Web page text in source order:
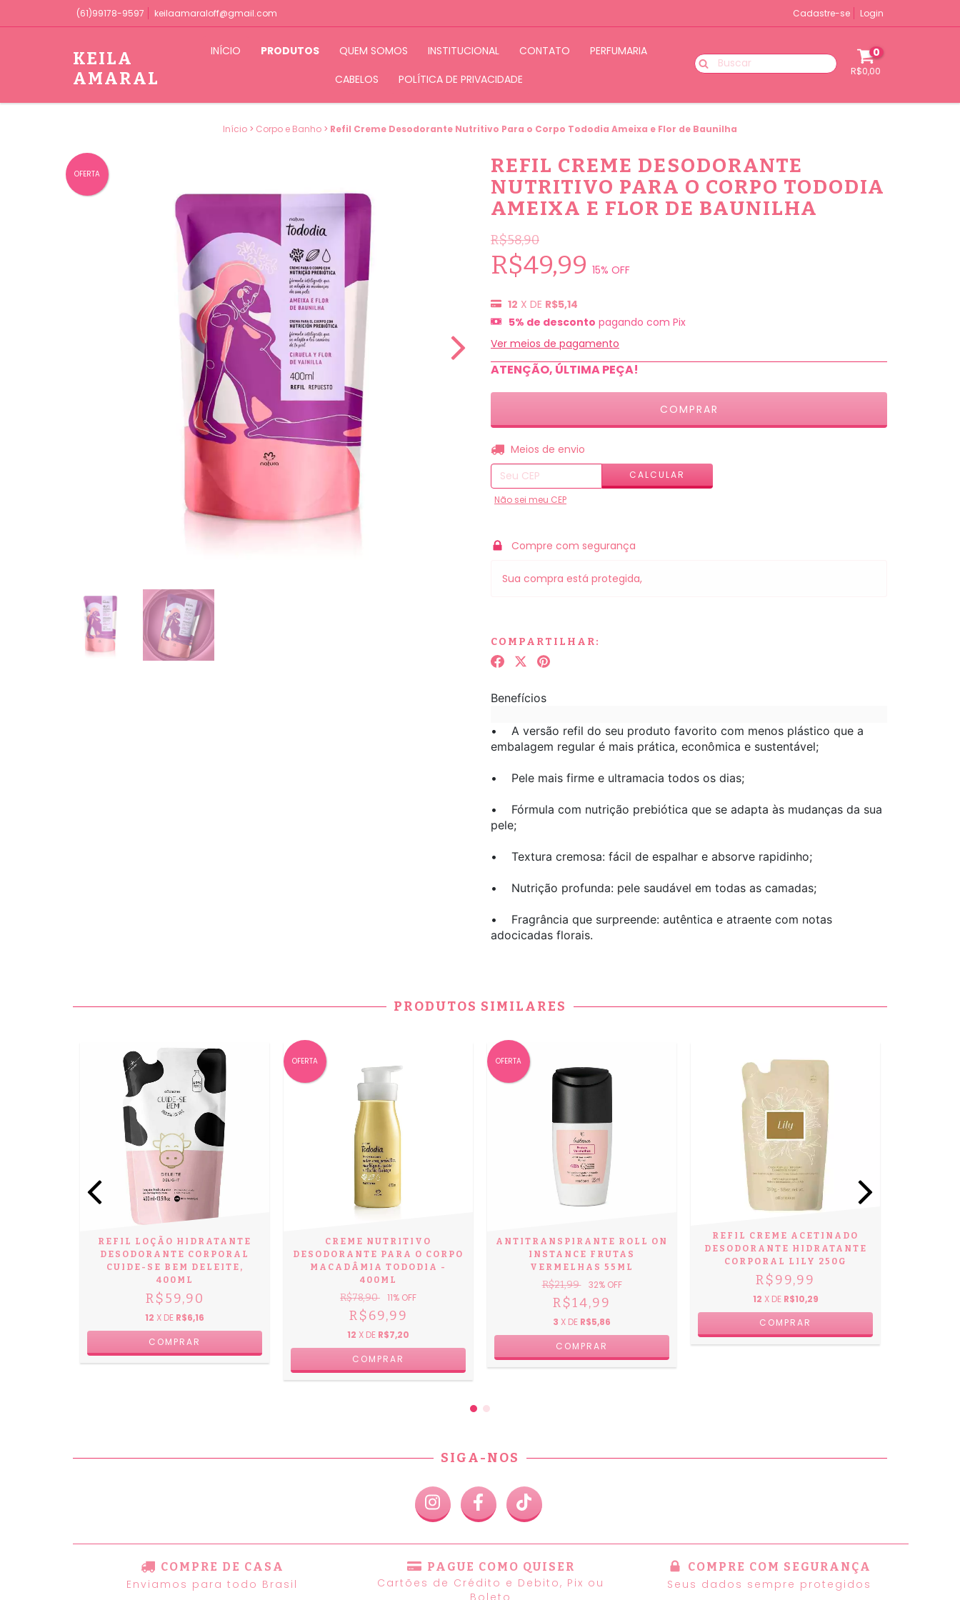
(61)99178-9597 keilaamaraloff@gmail.com Cadastre-se Login
KEILA
AMARAL
INÍCIO PRODUTOS QUEM SOMOS INSTITUCIONAL CONTATO
PERFUMARIA
CABELOS
POLÍTICA DE PRIVACIDADE
0
R$0,00
Início > Corpo e Banho > Refil Creme Desodorante Nutritivo Para o Corpo Tododia Ameixa e Flor de Baunilha
OFERTA
REFIL CREME DESODORANTE
NUTRITIVO PARA O CORPO TODODIA
AMEIXA E FLOR DE BAUNILHA
R$58,90
R$49,99 15% OFF
12 X DE R$5,14
5% de desconto pagando com Pix
Ver meios de pagamento
ATENÇÃO, ÚLTIMA PEÇA!
Entregas para o CEP:
Meios de envio
CALCULAR
Não sei meu CEP
Compre com segurança
Sua compra está protegida,
COMPARTILHAR:
Benefícios
• A versão refil do seu produto favorito com menos plástico que a
embalagem regular é mais prática, econômica e sustentável;
• Pele mais firme e ultramacia todos os dias;
• Fórmula com nutrição prebiótica que se adapta às mudanças da sua
pele;
• Textura cremosa: fácil de espalhar e absorve rapidinho;
• Nutrição profunda: pele saudável em todas as camadas;
• Fragrância que surpreende: autêntica e atraente com notas
adocicadas florais.
PRODUTOS SIMILARES
REFIL LOÇÃO HIDRATANTE
DESODORANTE CORPORAL
CUIDE-SE BEM DELEITE,
400ML
R$59,90
12 X DE R$6,16
OFERTA
CREME NUTRITIVO
DESODORANTE PARA O CORPO
MACADÂMIA TODODIA -
400ML
R$78,90 11% OFF
R$69,99
12 X DE R$7,20
OFERTA
ANTITRANSPIRANTE ROLL ON
INSTANCE FRUTAS
VERMELHAS 55ML
R$21,99 32% OFF
R$14,99
3 X DE R$5,86
REFIL CREME ACETINADO
DESODORANTE HIDRATANTE
CORPORAL LILY 250G
R$99,99
12 X DE R$10,29
SIGA-NOS
COMPRE DE CASA
Enviamos para todo Brasil
PAGUE COMO QUISER
Cartões de Crédito e Debito, Pix ou
Boleto
COMPRE COM SEGURANÇA
Seus dados sempre protegidos